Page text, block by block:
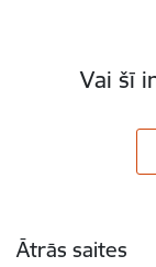
Vai šī
Ātrās saites